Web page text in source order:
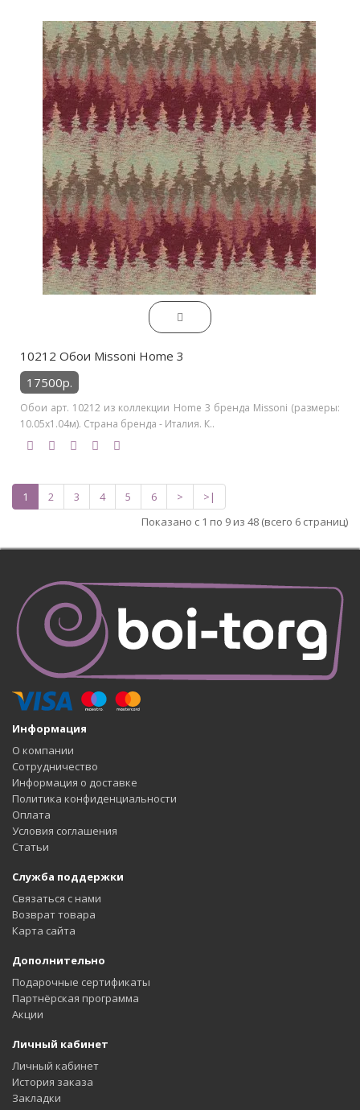
10212 Обои Missoni Home 3
17500р.
Обои арт. 10212 из коллекции Home 3 бренда Missoni (размеры:
10.05х1.04м). Страна бренда - Италия. К..
1 2 3 4 5 6 >
>|
Показано с 1 по 9 из 48 (всего 6 страниц)
Информация
О компании
Сотрудничество
Информация о доставке
Политика конфиденциальности
Оплата
Условия соглашения
Статьи
Служба поддержки
Связаться с нами
Возврат товара
Карта сайта
Дополнительно
Подарочные сертификаты
Партнёрская программа
Акции
Личный кабинет
Личный кабинет
История заказа
Закладки